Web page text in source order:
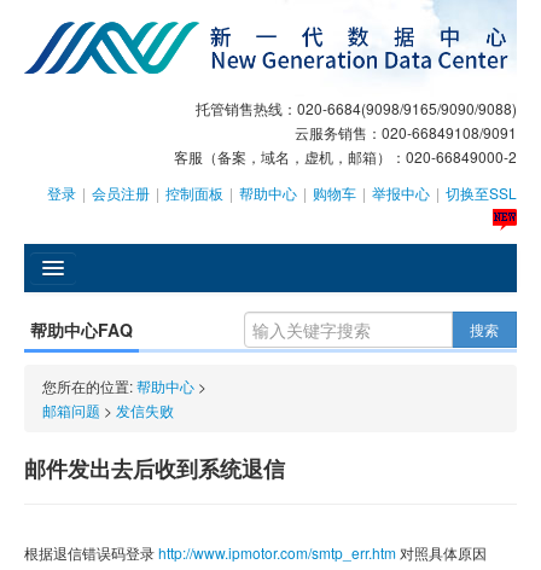
托管销售热线：020-6684(9098/9165/9090/9088)
云服务销售：020-66849108/9091
客服（备案，域名，虚机，邮箱）：020-66849000-2
登录 | 会员注册 | 控制面板 | 帮助中心 | 购物车 | 举报中心 | 切换至SSL
GEO
AI客服
大模型服务
域名注册
帮助中心FAQ 搜索
您所在的位置:帮助中心 >
邮箱问题 > 发信失败
邮件发出去后收到系统退信
根据退信错误码登录http://www.ipmotor.com/smtp_err.htm 对照具体原因